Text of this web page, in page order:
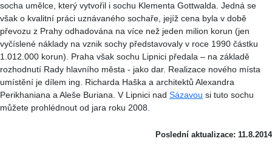
socha umělce, který vytvořil i sochu Klementa Gottwalda. Jedná se
však o kvalitní práci uznávaného sochaře, jejíž cena byla v době
převozu z Prahy odhadována na více než jeden milion korun (jen
vyčíslené náklady na vznik sochy představovaly v roce 1990 částku
1.012.000 korun). Praha však sochu Lipnici předala – na základě
rozhodnutí Rady hlavního města - jako dar. Realizace nového místa
umístění je dílem ing. Richarda Haška a architektů Alexandra
Perikhaniana a Aleše Buriana. V Lipnici nad Sázavou si tuto sochu
můžete prohlédnout od jara roku 2008.
Poslední aktualizace: 11.8.2014